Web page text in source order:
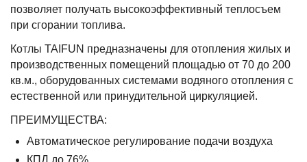
позволяет получать высокоэффективный теплосъем
при сгорании топлива.
Котлы TAIFUN предназначены для отопления жилых и
производственных помещений площадью от 70 до 200
кв.м., оборудованных системами водяного отопления с
естественной или принудительной циркуляцией.
ПРЕИМУЩЕСТВА:
Автоматическое регулирование подачи воздуха
КПД до 76%